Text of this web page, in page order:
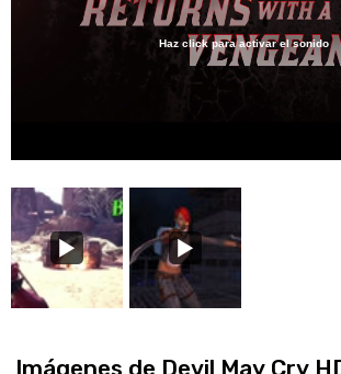
Haz click para activar el sonido
Imágenes de Devil May Cry